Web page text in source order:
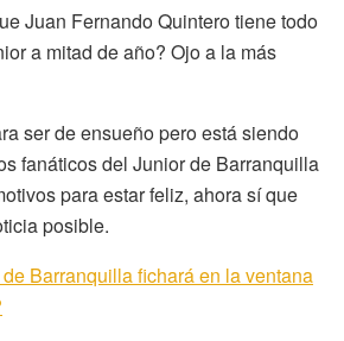
Juan Fernando Quintero tiene todo
a mitad de año? Ojo a la más
ser de ensueño pero está siendo
fanáticos del Junior de Barranquilla
para estar feliz, ahora sí que
posible.
Barranquilla fichará en la ventana